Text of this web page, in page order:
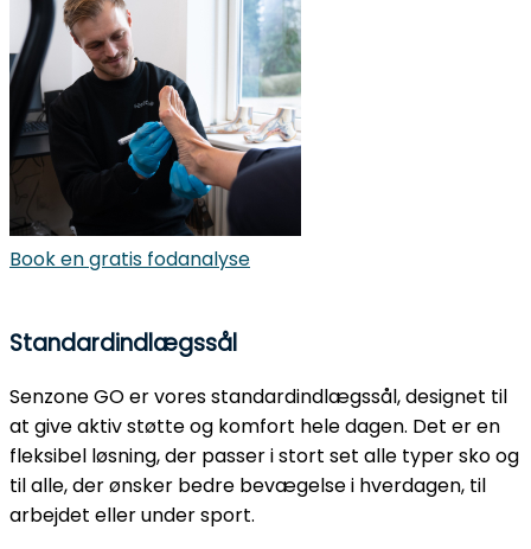
Book en gratis fodanalyse
Standardindlægssål
Senzone GO er vores standardindlægssål, designet til
at give aktiv støtte og komfort hele dagen. Det er en
fleksibel løsning, der passer i stort set alle typer sko og
til alle, der ønsker bedre bevægelse i hverdagen, til
arbejdet eller under sport.